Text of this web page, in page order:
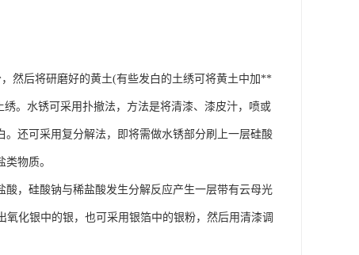
然后将研磨好的黄土(有些发白的土绣可将黄土中加**
。水锈可采用扑撤法，方法是将清漆、漆皮汁，喷或
还可采用复分解法，即将需做水锈部分刷上一层硅酸
物质。
，硅酸钠与稀盐酸发生分解反应产生一层带有云母光
化银中的银，也可采用银箔中的银粉，然后用清漆调